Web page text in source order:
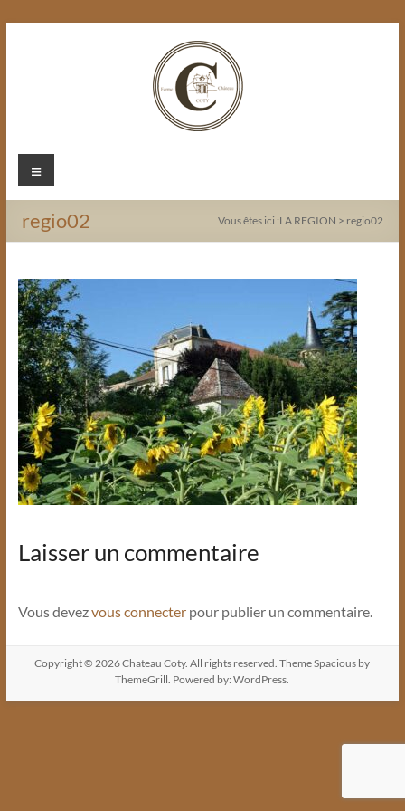
Chateau
Coty
Menu
regio02 Vous êtes ici :LA REGION > regio02
Laisser un commentaire
Vous devezvous connecterpour publier un commentaire.
Copyright © 2026Chateau Coty. All rights reserved. ThemeSpacious by
ThemeGrill. Powered by:WordPress.